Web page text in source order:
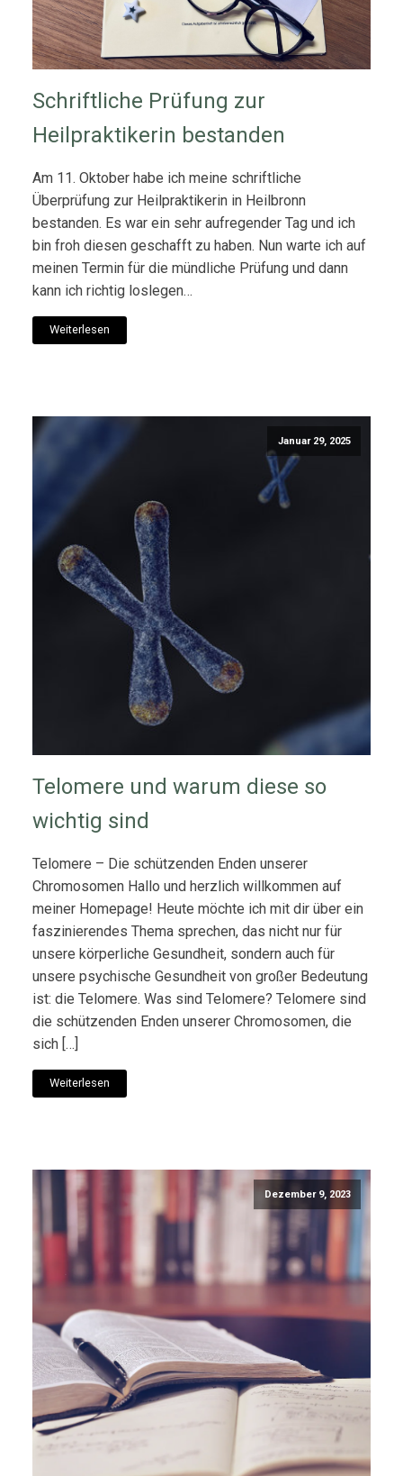
Schriftliche Prüfung zur
Heilpraktikerin bestanden
Am 11. Oktober habe ich meine schriftliche
Überprüfung zur Heilpraktikerin in Heilbronn
bestanden. Es war ein sehr aufregender Tag und ich
bin froh diesen geschafft zu haben. Nun warte ich auf
meinen Termin für die mündliche Prüfung und dann
kann ich richtig loslegen…
Weiterlesen
Januar 29, 2025
Telomere und warum diese so
wichtig sind
Telomere – Die schützenden Enden unserer
Chromosomen Hallo und herzlich willkommen auf
meiner Homepage! Heute möchte ich mit dir über ein
faszinierendes Thema sprechen, das nicht nur für
unsere körperliche Gesundheit, sondern auch für
unsere psychische Gesundheit von großer Bedeutung
ist: die Telomere. Was sind Telomere? Telomere sind
die schützenden Enden unserer Chromosomen, die
sich […]
Weiterlesen
Dezember 9, 2023